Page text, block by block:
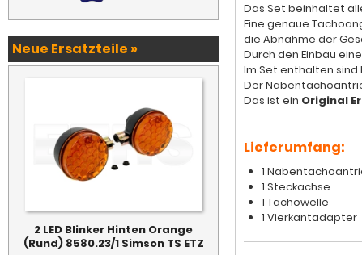
Das Set beinhaltet
Eine genaue
die Abnahme der
Durch den Einbau
Im Set enthalten
Der
Das ist ein Original
Lieferumfang:
1
1 Steckachse
1 Tachowelle
1 Vierkantadapter
Neue Ersatzteile »
2 LED Blinker Hinten Orange
(Rund) 8580.23/1 Simson TS ETZ